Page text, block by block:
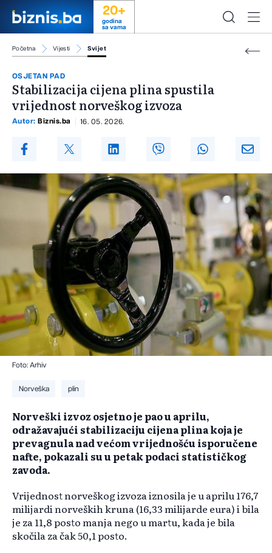
20+
godina
sa vama
Početna Vijesti Svijet
OSJETAN PAD
Stabilizacija cijena plina spustila
vrijednost norveškog izvoza
Autor: Biznis.ba 16. 05. 2026.
Foto: Arhiv
Norveška plin
Norveški izvoz osjetno je pao u aprilu,
odražavajući stabilizaciju cijena plina koja je
prevagnula nad većom vrijednošću isporučene
nafte, pokazali su u petak podaci statističkog
zavoda.
Vrijednost norveškog izvoza iznosila je u aprilu 176,7
milijardi norveških kruna (16,33 milijarde eura) i bila
je za 11,8 posto manja nego u martu, kada je bila
skočila za čak 50,1 posto.